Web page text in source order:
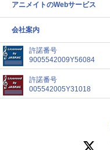
アニメイトのWebサービス
会社案内
許諾番号
9005542009Y56084
許諾番号
005542005Y31018